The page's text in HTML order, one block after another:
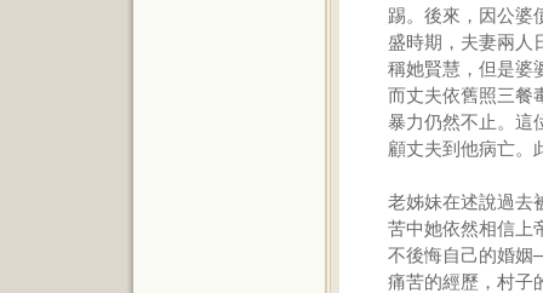
踢。後來，因公婆
盛時期，夫妻兩人
稱她賢慧，但是婆
而丈夫依舊照三餐
暴力仍然不止。這
顧丈夫到他病亡。
老姊妹在述說過去
苦中她依然相信上
不後悔自己的婚姻
痛苦的經歷，村子